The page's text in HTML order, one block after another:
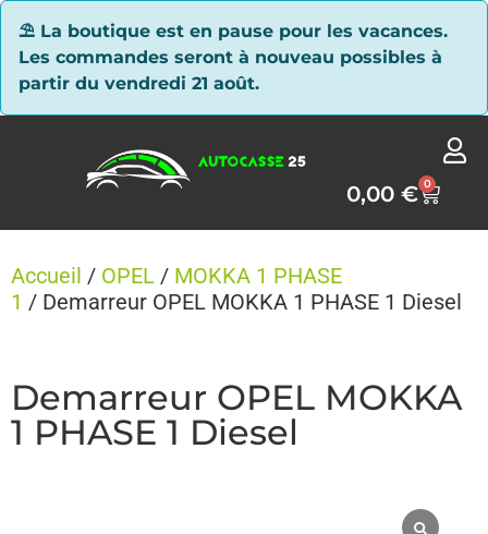
⛱ La boutique est en pause pour les vacances.
Les commandes seront à nouveau possibles à
partir du vendredi 21 août.
0,00€ 0
Accueil / OPEL / MOKKA 1 PHASE
1 / Demarreur OPEL MOKKA 1 PHASE 1 Diesel
Demarreur OPEL MOKKA
1 PHASE 1 Diesel
Panneau de gestion des cookies